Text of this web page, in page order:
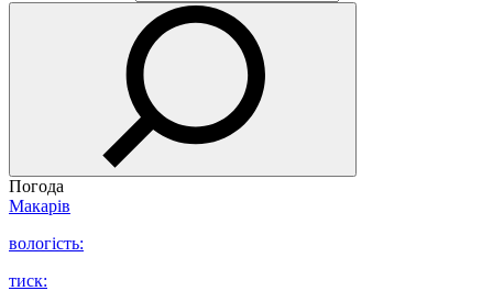
Погода
Макарів
вологість:
тиск: